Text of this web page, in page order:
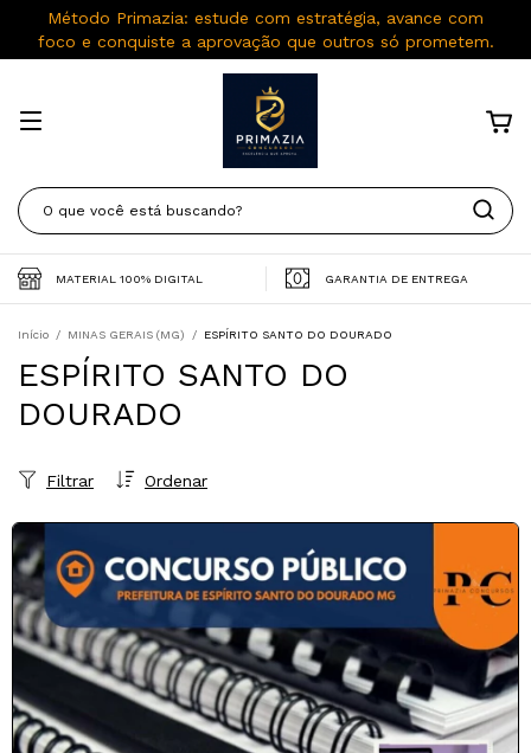
Método Primazia: estude com estratégia, avance com
foco e conquiste a aprovação que outros só prometem.
MATERIAL 100% DIGITAL GARANTIA DE ENTREGA
Início / MINAS GERAIS (MG) / ESPÍRITO SANTO DO DOURADO
ESPÍRITO SANTO DO
DOURADO
Ordenar
Filtrar